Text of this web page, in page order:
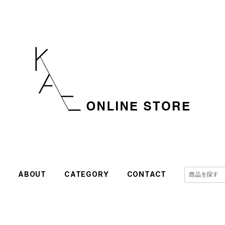
ABOUT CATEGORY CONTACT